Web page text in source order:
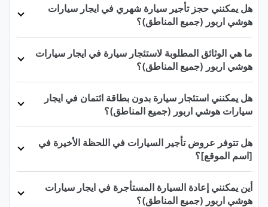
هل يمكنني حجز تأجير سيارة شهري في ايجار سيارات
هوشي اربور (جميع المناطق)؟
ما هي الوثائق المطلوبة لاستئجار سيارة في ايجار سيارات
هوشي اربور (جميع المناطق)؟
هل يمكنني استئجار سيارة بدون بطاقة ائتمان في ايجار
سيارات هوشي اربور (جميع المناطق)؟
هل تتوفر عروض تأجير السيارات في اللحظة الأخيرة في
[اسم الموقع]؟
أين يمكنني إعادة السيارة المستأجرة في ايجار سيارات
هوشي اربور (جميع المناطق)؟